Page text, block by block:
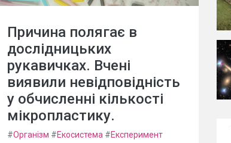
Причина полягає в
дослідницьких
рукавичках. Вчені
виявили невідповідність
у обчисленні кількості
мікропластику.
#Організм #Екосистема #Експеримент